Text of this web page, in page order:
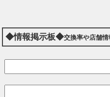
◆情報掲示板◆交換率や店舗